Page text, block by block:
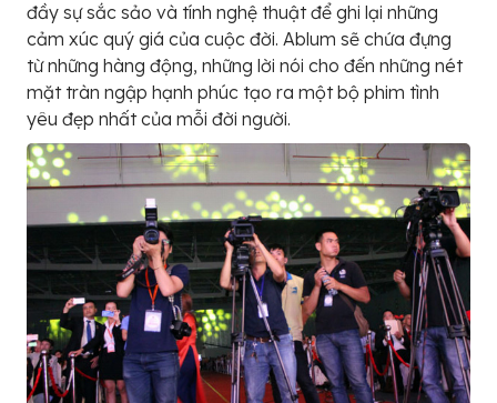
đầy sự sắc sảo và tính nghệ thuật để ghi lại những
cảm xúc quý giá của cuộc đời. Ablum sẽ chứa đựng
từ những hàng động, những lời nói cho đến những nét
mặt tràn ngập hạnh phúc tạo ra một bộ phim tình
yêu đẹp nhất của mỗi đời người.